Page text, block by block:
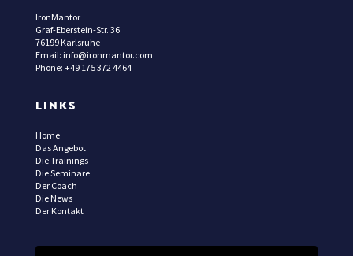
IronMantor
Graf-Eberstein-Str. 36
76199 Karlsruhe
Email: info@ironmantor.com
Phone: +49 175 372 4464
LINKS
Home
Das Angebot
Die Trainings
Die Seminare
Der Coach
Die News
Der Kontakt